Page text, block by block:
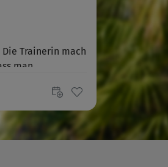
Trainerin mach
man...
der ich mich